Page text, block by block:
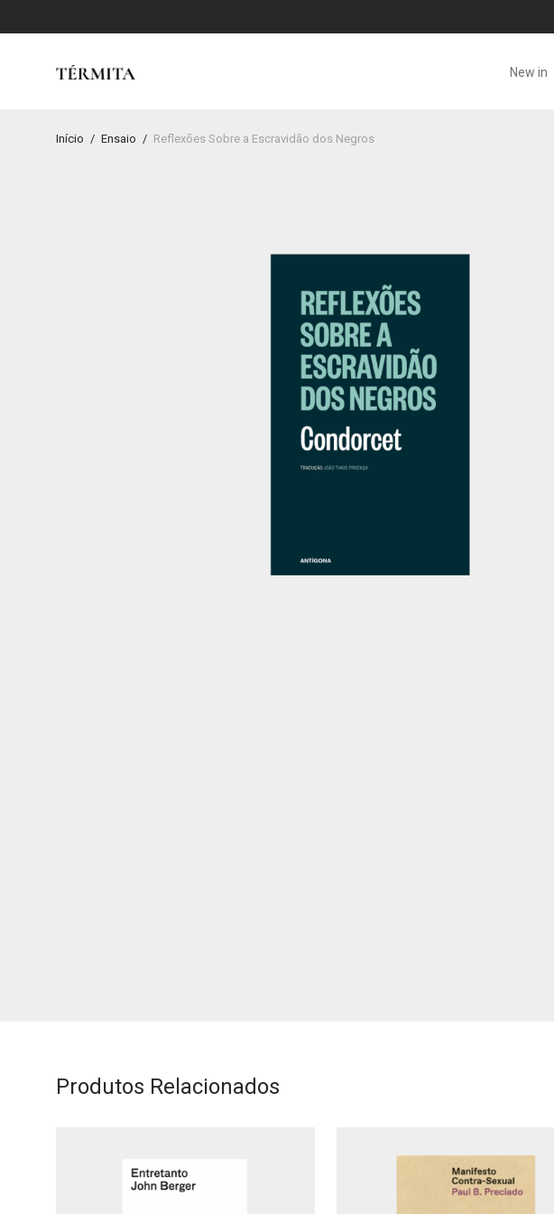
New in
Início / Ensaio / Reflexões Sobre a Escravidão dos Negros
Produtos Relacionados